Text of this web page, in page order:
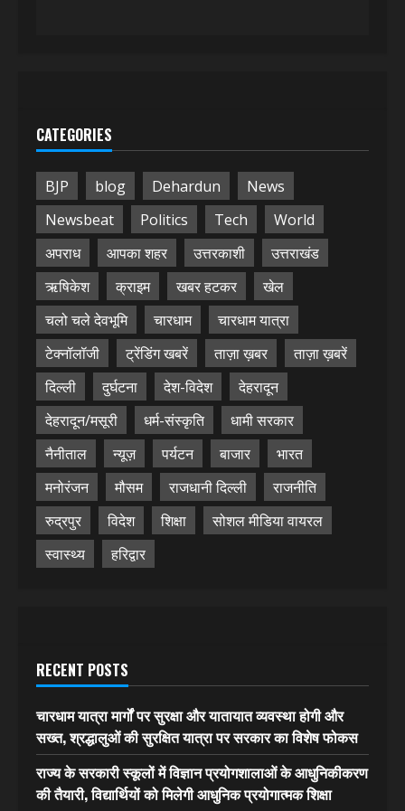
CATEGORIES
BJP blog Dehardun
News
Newsbeat
Politics Tech
World
अपराध
आपका शहर उत्तरकाशी
उत्तराखंड
ऋषिकेश
क्राइम खबर हटकर
खेल
चलो चले देवभूमि
चारधाम
चारधाम यात्रा
टेक्नॉलॉजी
ट्रेंडिंग खबरें ताज़ा ख़बर
ताज़ा ख़बरें
दिल्ली
दुर्घटना देश-विदेश
देहरादून
देहरादून/मसूरी
धर्म-संस्कृति
धामी सरकार
नैनीताल
न्यूज़ पर्यटन बाजार
भारत
मनोरंजन
मौसम राजधानी दिल्ली
राजनीति
रुद्रपुर
विदेश शिक्षा
सोशल मीडिया वायरल
स्वास्थ्य
हरिद्वार
RECENT POSTS
चारधाम यात्रा मार्गों पर सुरक्षा और यातायात व्यवस्था होगी और
सख्त, श्रद्धालुओं की सुरक्षित यात्रा पर सरकार का विशेष फोकस
राज्य के सरकारी स्कूलों में विज्ञान प्रयोगशालाओं के आधुनिकीकरण
की तैयारी, विद्यार्थियों को मिलेगी आधुनिक प्रयोगात्मक शिक्षा